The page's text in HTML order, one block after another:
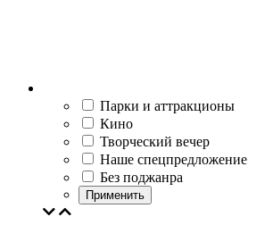
Парки и аттракционы
Кино
Творческий вечер
Наше спецпредложение
Без поджанра
Применить